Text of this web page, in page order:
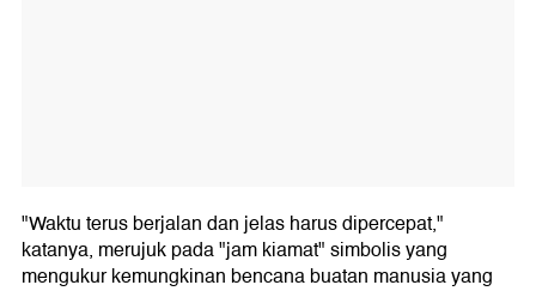
"Waktu terus berjalan dan jelas harus dipercepat,"
katanya, merujuk pada "jam kiamat" simbolis yang
mengukur kemungkinan bencana buatan manusia yang